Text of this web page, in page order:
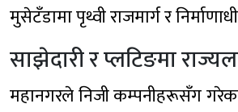
मुसेटँडामा पृथ्वी राजमार्ग र
साझेदारी र प्लटिङमा
महानगरले निजी कम्पनीहरूसँग